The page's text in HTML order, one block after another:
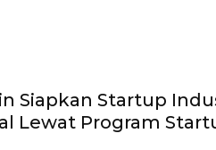
Siapkan Startup
Lewat Program